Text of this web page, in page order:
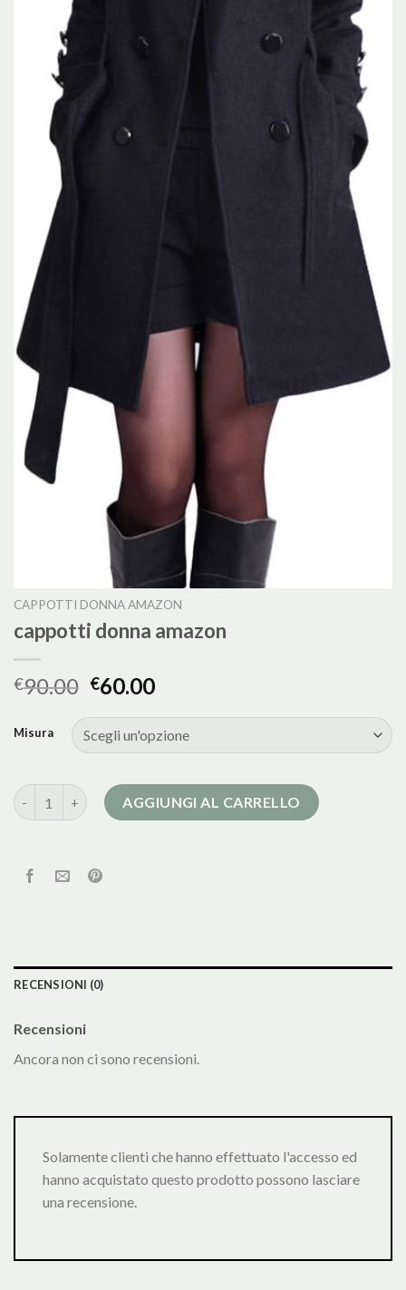
CAPPOTTI DONNA AMAZON
cappotti donna amazon
€90.00 €60.00
Misura
cappotti donna amazon quantitàAGGIUNGI AL CARRELLO
RECENSIONI (0)
Recensioni
Ancora non ci sono recensioni.
Solamente clienti che hanno effettuato l'accesso ed
hanno acquistato questo prodotto possono lasciare
una recensione.